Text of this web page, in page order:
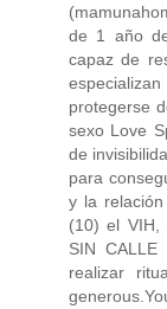
de 1 año
capaz de
protegerse
sexo Love
de
para
y la
(10) el VIH,
SIN
realizar